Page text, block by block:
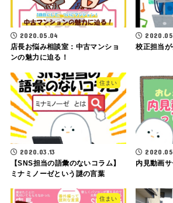
2020.05.04
店長お悩み相談室：中古マンショ
ンの魅力に迫る！
校正担当が
住まい
2020.03.13
【SNS担当の語彙のないコラム】
ミナミノーゼという謎の言葉
内見動画
住まい